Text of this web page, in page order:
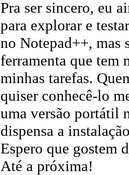
Pra ser sincero, eu
para explorar e
no Notepad++, mas
ferramenta que tem
minhas tarefas.
quiser conhecê-lo
uma versão portátil
dispensa a
Espero que gostem
Até a próxima!